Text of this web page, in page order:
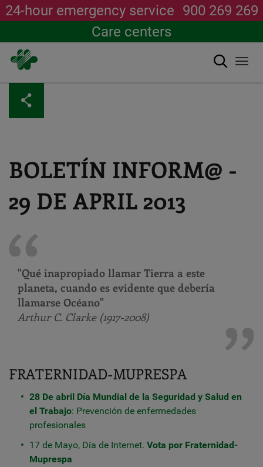
content
24-hour emergency service 900 269 269
Care centers
Search
BOLETÍN INFORM@ -
29 DE APRIL 2013
"Qué inapropiado llamar Tierra a este
planeta, cuando es evidente que debería
llamarse Océano"
Arthur C. Clarke (1917-2008)
FRATERNIDAD-MUPRESPA
28 De abril Día Mundial de la Seguridad y Salud en
el Trabajo: Prevención de enfermedades
profesionales
17 de Mayo, Día de Internet. Vota por Fraternidad-
Muprespa